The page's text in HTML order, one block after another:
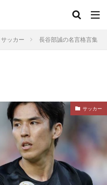
サッカー 長谷部誠の名言格言集
サッカー